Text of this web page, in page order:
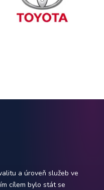
a úroveň služeb ve
cílem bylo stát se